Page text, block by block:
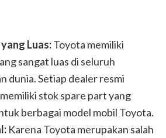
Luas:Toyota memiliki
sangat luas di seluruh
dunia. Setiap dealer resmi
stok spare part yang
berbagai model mobil Toyota.
Karena Toyota merupakan salah